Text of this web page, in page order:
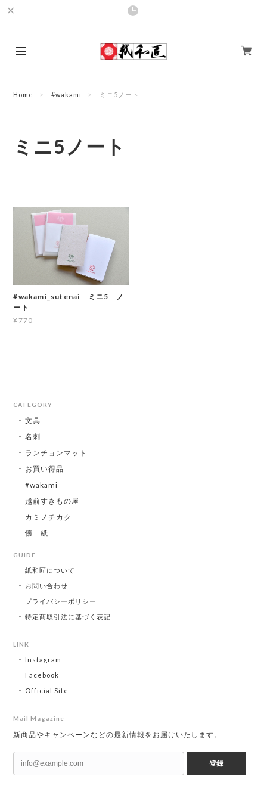
Home #wakami ミニ5ノート
ミニ5ノート
#wakami_sutenai ミニ5 ノ
ート
¥770
CATEGORY
文具
名刺
ランチョンマット
お買い得品
#wakami
越前すきもの屋
カミノチカク
懐 紙
GUIDE
紙和匠について
お問い合わせ
プライバシーポリシー
特定商取引法に基づく表記
LINK
Instagram
Facebook
Official Site
Mail Magazine
新商品やキャンペーンなどの最新情報をお届けいたします。
登録